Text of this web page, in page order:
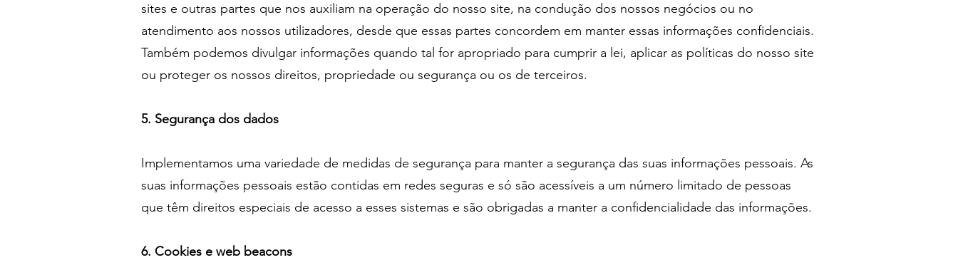
sites e outras partes que nos auxiliam na operação do nosso site, na condução dos nossos negócios ou no
atendimento aos nossos utilizadores, desde que essas partes concordem em manter essas informações confidenciais.
Também podemos divulgar informações quando tal for apropriado para cumprir a lei, aplicar as políticas do nosso site
ou proteger os nossos direitos, propriedade ou segurança ou os de terceiros.
5. Segurança dos dados
Implementamos uma variedade de medidas de segurança para manter a segurança das suas informações pessoais. As
suas informações pessoais estão contidas em redes seguras e só são acessíveis a um número limitado de pessoas
que têm direitos especiais de acesso a esses sistemas e são obrigadas a manter a confidencialidade das informações.
6. Cookies e web beacons